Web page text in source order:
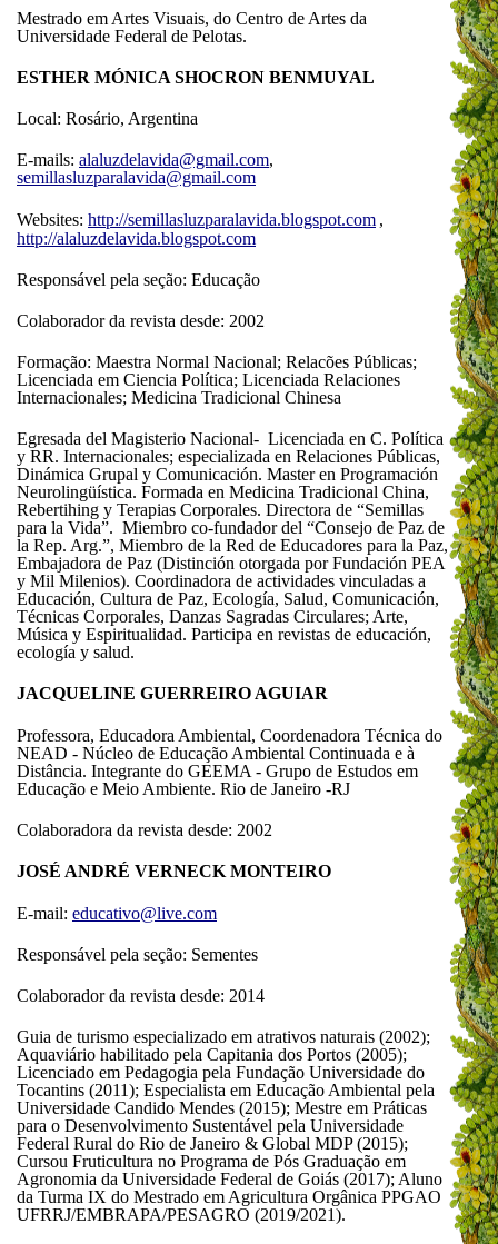
Mestrado em Artes Visuais, do Centro de Artes da
Universidade Federal de Pelotas.
ESTHER MÓNICA SHOCRON BENMUYAL
Local: Rosário, Argentina
E-mails: alaluzdelavida@gmail.com,
semillasluzparalavida@gmail.com
Websites: http://semillasluzparalavida.blogspot.com ,
http://alaluzdelavida.blogspot.com
Responsável pela seção: Educação
Colaborador da revista desde: 2002
Formação: Maestra Normal Nacional; Relacões Públicas;
Licenciada em Ciencia Política; Licenciada Relaciones
Internacionales; Medicina Tradicional Chinesa
Egresada del Magisterio Nacional- Licenciada en C. Política
y RR. Internacionales; especializada en Relaciones Públicas,
Dinámica Grupal y Comunicación. Master en Programación
Neurolingüística. Formada en Medicina Tradicional China,
Rebertihing y Terapias Corporales. Directora de “Semillas
para la Vida”. Miembro co-fundador del “Consejo de Paz de
la Rep. Arg.”, Miembro de la Red de Educadores para la Paz,
Embajadora de Paz (Distinción otorgada por Fundación PEA
y Mil Milenios). Coordinadora de actividades vinculadas a
Educación, Cultura de Paz, Ecología, Salud, Comunicación,
Técnicas Corporales, Danzas Sagradas Circulares; Arte,
Música y Espiritualidad. Participa en revistas de educación,
ecología y salud.
JACQUELINE GUERREIRO AGUIAR
Professora, Educadora Ambiental, Coordenadora Técnica do
NEAD - Núcleo de Educação Ambiental Continuada e à
Distância. Integrante do GEEMA - Grupo de Estudos em
Educação e Meio Ambiente. Rio de Janeiro -RJ
Colaboradora da revista desde: 2002
JOSÉ ANDRÉ VERNECK MONTEIRO
E-mail: educativo@live.com
Responsável pela seção: Sementes
Colaborador da revista desde: 2014
Guia de turismo especializado em atrativos naturais (2002);
Aquaviário habilitado pela Capitania dos Portos (2005);
Licenciado em Pedagogia pela Fundação Universidade do
Tocantins (2011); Especialista em Educação Ambiental pela
Universidade Candido Mendes (2015); Mestre em Práticas
para o Desenvolvimento Sustentável pela Universidade
Federal Rural do Rio de Janeiro & Global MDP (2015);
Cursou Fruticultura no Programa de Pós Graduação em
Agronomia da Universidade Federal de Goiás (2017); Aluno
da Turma IX do Mestrado em Agricultura Orgânica PPGAO
UFRRJ/EMBRAPA/PESAGRO (2019/2021).